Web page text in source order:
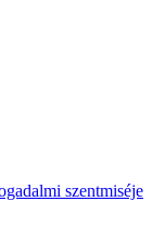
szentmiséje